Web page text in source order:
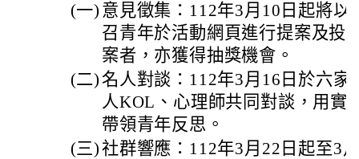
(一) 意見徵集：112年3月10日起將
召青年於活動網頁進行提案及投
案者，亦獲得抽獎機會。
(二) 名人對談：112年3月16日於六
人KOL、心理師共同對談，用實
帶領青年反思。
(三)社群響應：112年3月22日起至3